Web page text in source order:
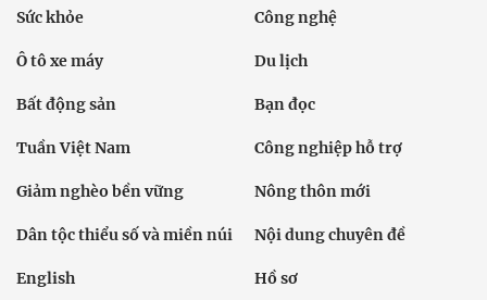
Sức khỏe Công nghệ
Ô tô xe máy Du lịch
Bất động sản Bạn đọc
Tuần Việt Nam Công nghiệp hỗ trợ
Giảm nghèo bền vững Nông thôn mới
Dân tộc thiểu số và miền núi Nội dung chuyên đề
English Hồ sơ